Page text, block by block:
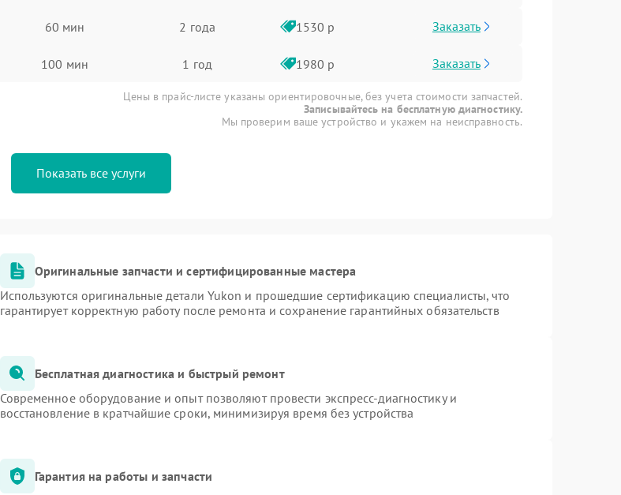
60 мин 2 года 1530 р Заказать
100 мин 1 год 1980 р Заказать
Цены в прайс-листе указаны ориентировочные, без учета стоимости запчастей.
Записывайтесь на бесплатную диагностику.
Мы проверим ваше устройство и укажем на неисправность.
Показать все услуги
Оригинальные запчасти и сертифицированные мастера
Используются оригинальные детали Yukon и прошедшие сертификацию специалисты, что
гарантирует корректную работу после ремонта и сохранение гарантийных обязательств
Бесплатная диагностика и быстрый ремонт
Современное оборудование и опыт позволяют провести экспресс-диагностику и
восстановление в кратчайшие сроки, минимизируя время без устройства
Гарантия на работы и запчасти